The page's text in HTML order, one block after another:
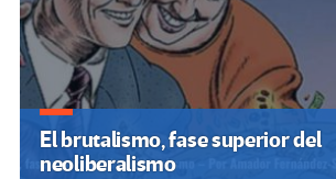
El brutalismo, fase superior del
neoliberalismo